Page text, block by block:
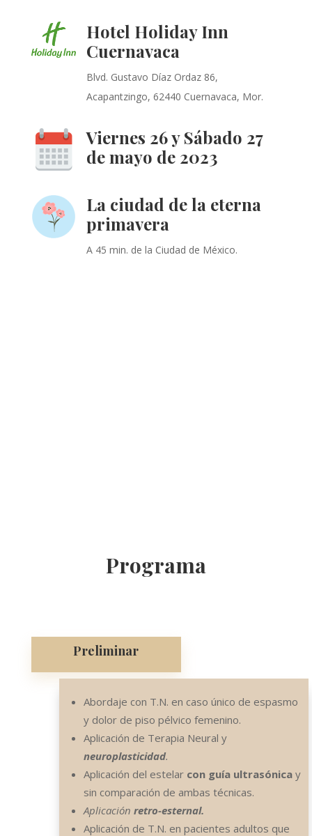
Hotel Holiday Inn
Cuernavaca
Blvd. Gustavo Díaz Ordaz 86,
Acapantzingo, 62440 Cuernavaca, Mor.
Viernes 26 y Sábado 27
de mayo de 2023
La ciudad de la eterna
primavera
A 45 min. de la Ciudad de México.
Programa
Preliminar
Abordaje con T.N. en caso único de espasmo
y dolor de piso pélvico femenino.
Aplicación de Terapia Neural y
neuroplasticidad.
Aplicación del estelar con guía ultrasónicay
sin comparación de ambas técnicas.
Aplicación retro-esternal.
Aplicación de T.N. en pacientes adultos que